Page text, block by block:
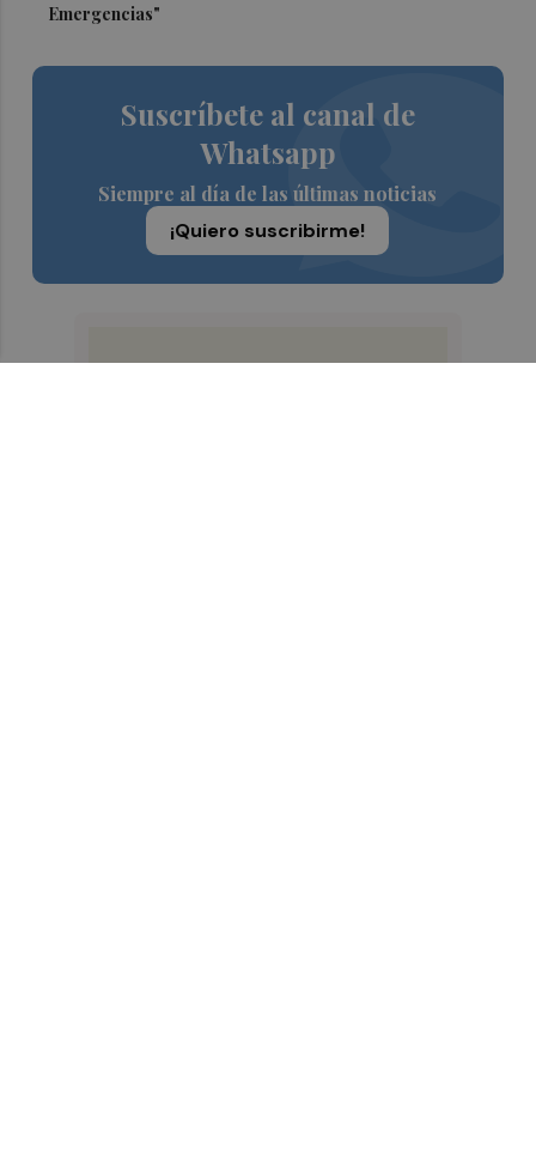
Emergencias"
Suscríbete al canal de
Whatsapp
Siempre al día de las últimas noticias
¡Quiero suscribirme!